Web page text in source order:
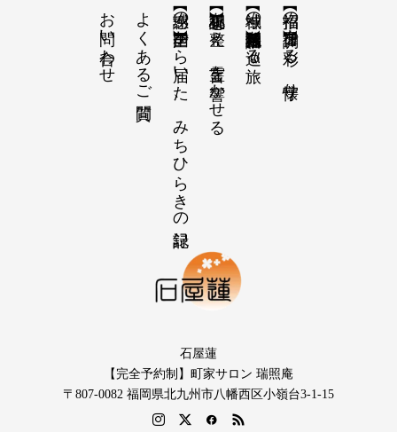
【招福の調律】日々を彩る、懐守り
【神域の系譜】神社仏閣・自然を巡る旅
【祝詞集】心を整え、言霊を響かせる
【感謝の声】全国から届いた、みちひらきの記録
よくあるご質問
お問い合わせ
石屋蓮
【完全予約制】町家サロン 瑞照庵
〒807-0082 福岡県北九州市八幡西区小嶺台3-1-15